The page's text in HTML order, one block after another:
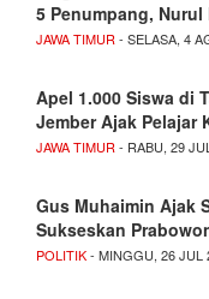
5 Penumpang,
JAWA TIMUR - SELASA, 4
Apel 1.000 Siswa di
Jember Ajak Pelajar
JAWA TIMUR - RABU, 29
Gus Muhaimin Ajak
Sukseskan
POLITIK- MINGGU, 26 JUL